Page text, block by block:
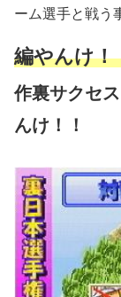
ーム選手と戦う
編やんけ！
作裏サクセス
んけ！！